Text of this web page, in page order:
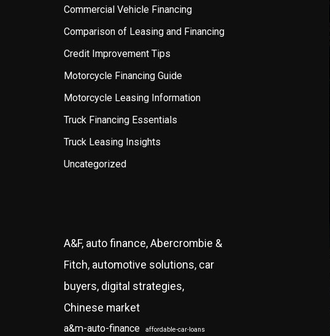
Commercial Vehicle Financing
Comparison of Leasing and Financing
Credit Improvement Tips
Motorcycle Financing Guide
Motorcycle Leasing Information
Truck Financing Essentials
Truck Leasing Insights
Uncategorized
A&F, auto finance, Abercrombie &
Fitch, automotive solutions, car
buyers, digital strategies,
Chinese market
a&m-auto-finance affordable-car-loans